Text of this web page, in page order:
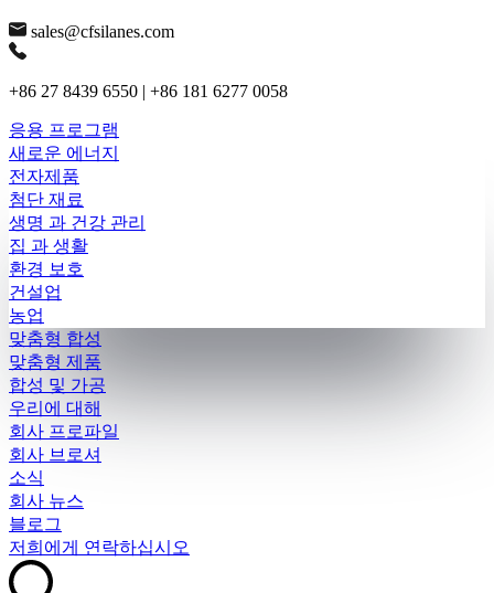
sales@cfsilanes.com
+86 27 8439 6550 | +86 181 6277 0058
응용 프로그램
새로운 에너지
전자제품
첨단 재료
생명 과 건강 관리
집 과 생활
환경 보호
건설업
농업
맞춤형 합성
맞춤형 제품
합성 및 가공
우리에 대해
회사 프로파일
회사 브로셔
소식
회사 뉴스
블로그
저희에게 연락하십시오